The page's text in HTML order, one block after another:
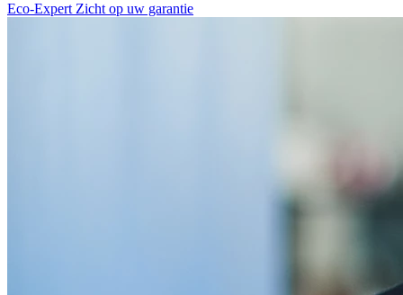
Eco-Expert Zicht op uw garantie